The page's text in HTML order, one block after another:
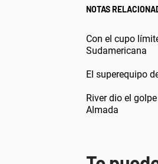
NOTAS
Con el cupo
Sudamericana
El superequipo
River dio el
Almada